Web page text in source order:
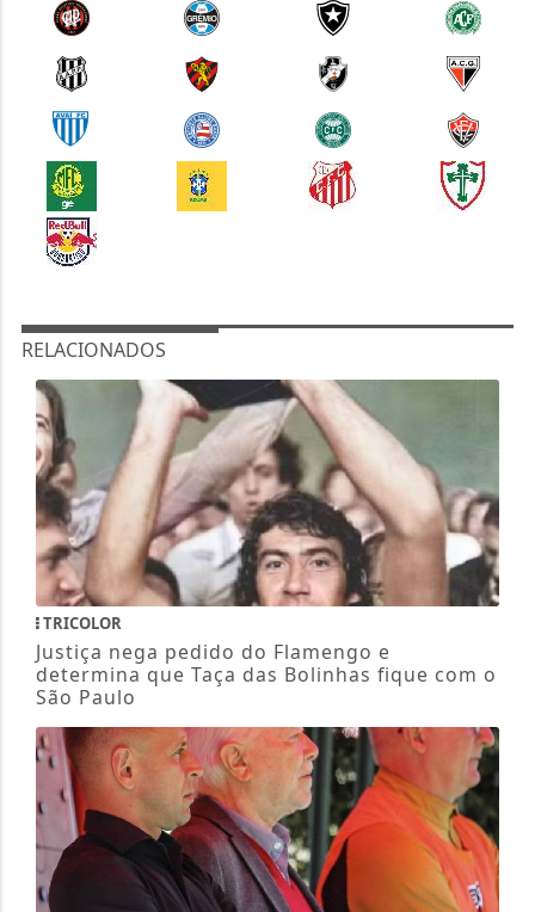
RELACIONADOS
TRICOLOR
Justiça nega pedido do Flamengo e
determina que Taça das Bolinhas fique com o
São Paulo